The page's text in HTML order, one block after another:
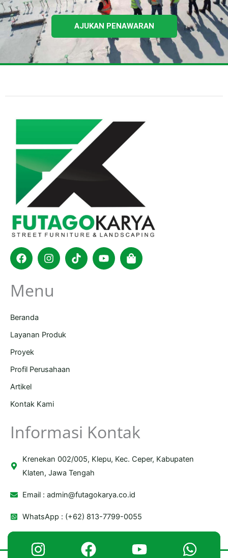
AJUKAN PENAWARAN
FacebookInstagram
TiktokYoutubeShopping-
bag
Menu
Beranda
Layanan Produk
Proyek
Profil Perusahaan
Artikel
Kontak Kami
Informasi Kontak
Krenekan 002/005, Klepu, Kec. Ceper, Kabupaten
Klaten, Jawa Tengah
Email :admin@futagokarya.co.id
WhatsApp : (+62) 813-7799-0055